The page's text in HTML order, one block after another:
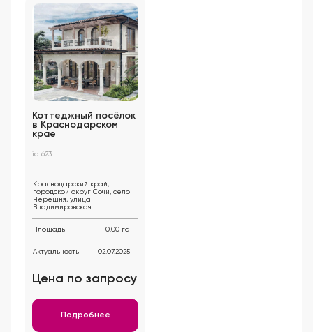
Коттеджный посёлок
в Краснодарском
крае
id 623
Краснодарский край,
городской округ Сочи, село
Черешня, улица
Владимировская
Площадь 0.00 га
Актуальность 02.07.2025
Цена по запросу
Подробнее